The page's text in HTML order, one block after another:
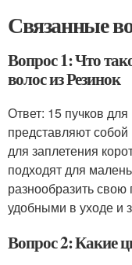
Связанные
Вопрос 1: Что
волос из Резинок
Ответ: 15 пучков
представляют
для заплетения
подходят для
разнообразить
удобными в уходе и
Вопрос 2: Какие